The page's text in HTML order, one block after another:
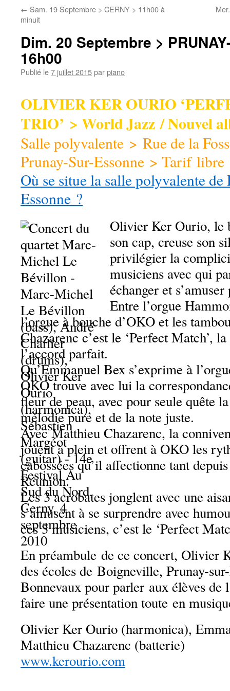
← Sam. 19 Septembre > CERNY > 11h00 à
minuit
Dim. 20 Septembre >
16h00
Publié le7 juillet 2015parpiano
OLIVIER KER OURIO
TRIO’ > World Jazz / Nouvel
Salle polyvalente > Rue de la
Prunay-Sur-Essonne > Tarif libre
Où se situe la salle polyvalente de
Essonne ?
Olivier Ker Ourio, le
son cap, creuse son
privilégier la
musiciens avec qui
échanger et
Entre l’orgue
l’orgue à bouche d’OKO et les
Chazarenc c’est le ‘Perfect Match’,
l’accord parfait.
Qu’Emmanuel Bex s’exprime à
OKO trouve avec lui la
fleur de peau, avec pour seule quête
mélodie pure et de la note juste.
Avec Matthieu Chazarenc, la
jouent à plein et offrent à OKO les
cabossées qu’il affectionne tant
Réunion.
Les 3 acrobates jonglent avec une
s’amusent à se surprendre avec
ces 3 musiciens, c’est le ‘Perfect
En préambule de ce concert, Olivier
des écoles de Boigneville, Prunay-
Bonnevaux pour parler aux élèves de
faire une présentation toute en
Olivier Ker Ourio (harmonica),
Matthieu Chazarenc (batterie)
www.kerourio.com